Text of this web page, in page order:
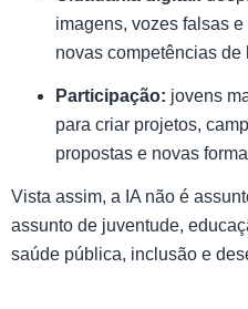
imagens, vozes falsas
novas competências de
Participação: jovens
para criar projetos,
propostas e novas
Vista assim, a IA não é
assunto de juventude,
saúde pública, inclusão e